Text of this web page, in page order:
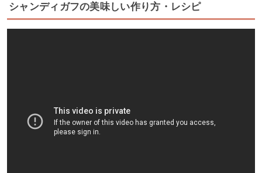
シャンディガフの美味しい作り方・レシピ